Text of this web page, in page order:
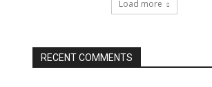
Load more
RECENT COMMENTS